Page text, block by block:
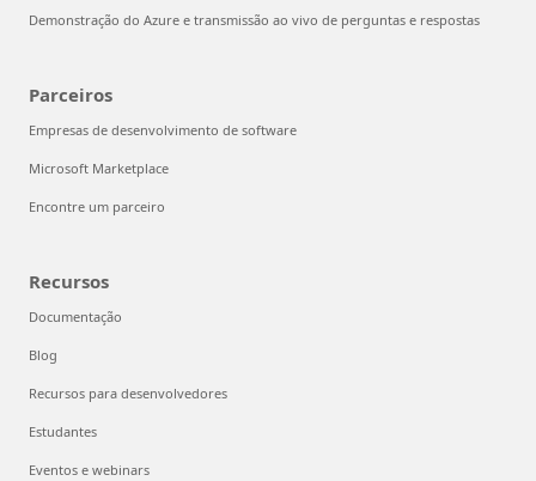
Demonstração do Azure e transmissão ao vivo de perguntas e respostas
Parceiros
Empresas de desenvolvimento de software
Microsoft Marketplace
Encontre um parceiro
Recursos
Documentação
Blog
Recursos para desenvolvedores
Estudantes
Eventos e webinars